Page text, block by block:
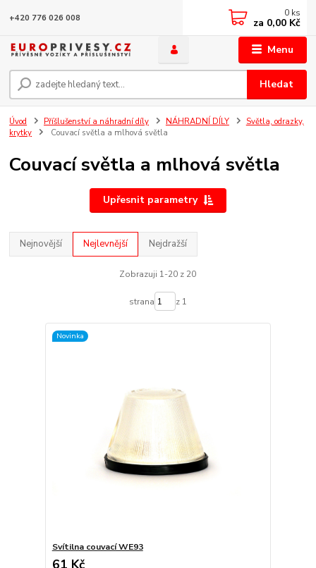
Menu
Hledat
+420 776 026 008 0 ks
za 0,00 Kč
Úvod Příšlušenství a náhradní díly NÁHRADNÍ DÍLY
Světla, odrazky,
krytky
Couvací světla a mlhová světla
Couvací světla a mlhová světla
Upřesnit parametry
Nejnovější Nejlevnější Nejdražší
Zobrazuji 1-20 z 20
strana z 1
Novinka
Svítilna couvací WE93
61 Kč